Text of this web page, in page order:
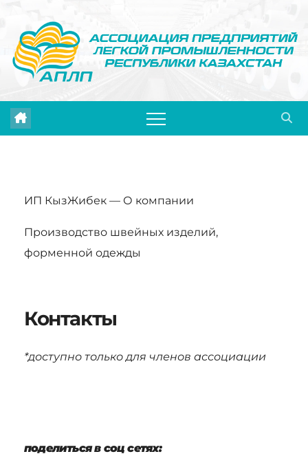
содержимому
ИП КызЖибек — О компании
Производство швейных изделий,
форменной одежды
Контакты
*доступно только для членов ассоциации
поделиться в соц сетях: